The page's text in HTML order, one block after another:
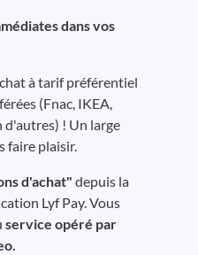
dans vos
à tarif préférentiel
(Fnac, IKEA,
d'autres) ! Un large
faire plaisir.
d'achat" depuis la
Lyf Pay. Vous
service opéré par